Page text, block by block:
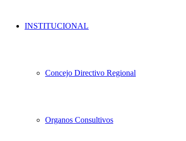
INSTITUCIONAL
Concejo Directivo Regional
Organos Consultivos